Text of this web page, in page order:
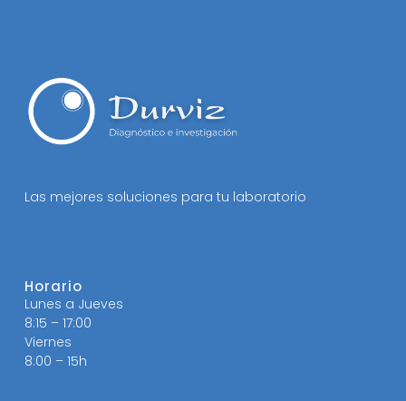
Las mejores soluciones para tu laboratorio
Horario
Lunes a Jueves
8:15 – 17:00
Viernes
8:00 – 15h